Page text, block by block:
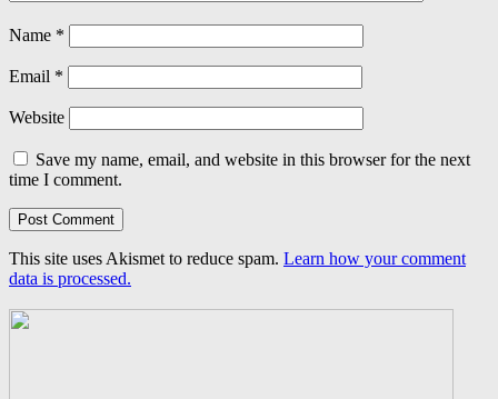
Name *
Email *
Website
Save my name, email, and website in this browser for the next
time I comment.
This site uses Akismet to reduce spam. Learn how your comment
data is processed.